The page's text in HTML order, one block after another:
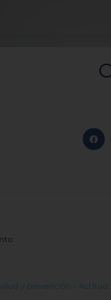
y prevención – Actitud